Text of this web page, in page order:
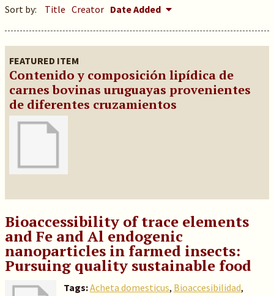
Sort by: Title Creator Date Added
FEATURED ITEM
Contenido y composición lipídica de
carnes bovinas uruguayas provenientes
de diferentes cruzamientos
Bioaccessibility of trace elements
and Fe and Al endogenic
nanoparticles in farmed insects:
Pursuing quality sustainable food
Tags:Acheta domesticus, Bioaccesibilidad,